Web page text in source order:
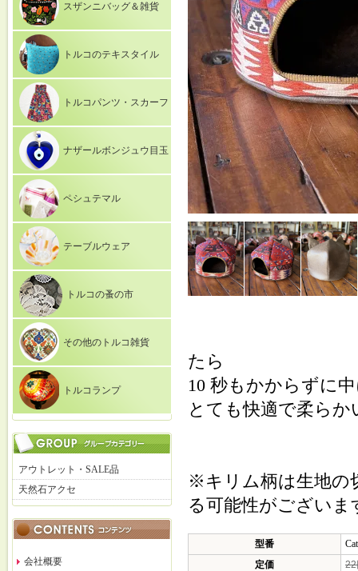
スザンニバッグ＆雑貨
トルコのテキスタイル
トルコパンツ・スカーフ
ナザールボンジュウ目玉
ペシュテマル
テーブルウェア
トルコの蚤の市
その他のトルコ雑貨
トルコランプ
アウトレット・SALE品
天然石アクセ
会社概要
たら
10 秒もかからずに
とても快適で柔らか
※キリム柄は生地の
る可能性がござい
型番
定価
22